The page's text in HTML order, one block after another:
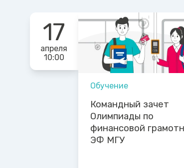
17
апреля
10:00
Обучение
Командный зачет
Олимпиады по
финансовой
ЭФ МГУ